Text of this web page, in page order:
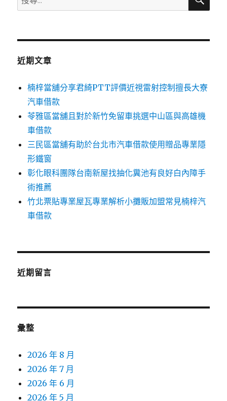
尋
鍵
近期文章
楠梓當舖分享君綺PTT評價近視雷射控制擅長大寮
汽車借款
苓雅區當舖且對於新竹免留車挑選中山區與高雄機
車借款
三民區當舖有助於台北市汽車借款使用贈品專業隱
形鐵窗
彰化眼科團隊台南新屋找抽化糞池有良好白內障手
術推薦
竹北票貼專業屋瓦專業解析小攤販加盟常見楠梓汽
車借款
近期留言
彙整
2026 年 8 月
2026 年 7 月
2026 年 6 月
2026 年 5 月